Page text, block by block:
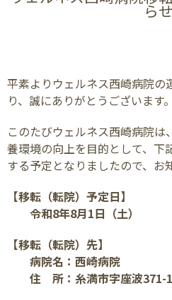
らせ
平素よりウェルネス西崎病院の
り、誠にありがとうございます。
このたびウェルネス西崎病院
養環境の向上を目的として、下
する予定となりましたので、お
【移転（転院）予定日】
令和8年8月1日（土）
【移転（転院）先】
病院名：西崎病院
住 所：糸満市字座波371-1